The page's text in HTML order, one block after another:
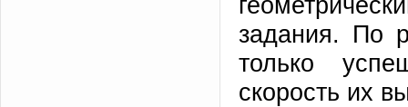
задания. По
только
скорость их